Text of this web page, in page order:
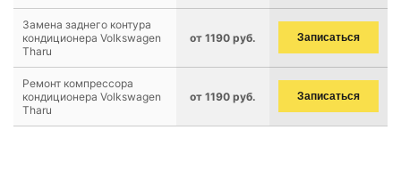
Замена заднего контура
кондиционера Volkswagen
Tharu
от 1190 руб. Записаться
Ремонт компрессора
кондиционера Volkswagen
Tharu
от 1190 руб. Записаться